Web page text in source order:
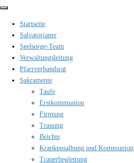
Zum
springen
Startseite
Salvatorianer
Seelsorge-Team
Verwaltungsleitung
Pfarrverbandsrat
Sakramente
Taufe
Erstkommunion
Firmung
Trauung
Beichte
Krankensalbung und Kommunion
Trauerbegleitung